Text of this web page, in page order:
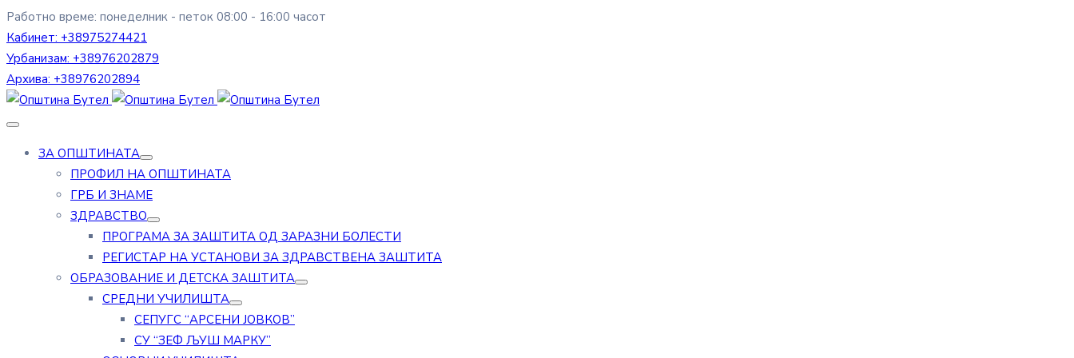
Работно време: понеделник - петок 08:00 - 16:00 часот
Кабинет: +38975274421
Урбанизам: +38976202879
Архива: +38976202894
ЗА ОПШТИНАТА
ПРОФИЛ НА ОПШТИНАТА
ГРБ И ЗНАМЕ
ЗДРАВСТВО
ПРОГРАМА ЗА ЗАШТИТА ОД ЗАРАЗНИ БОЛЕСТИ
РЕГИСТАР НА УСТАНОВИ ЗА ЗДРАВСТВЕНА ЗАШТИТА
ОБРАЗОВАНИЕ И ДЕТСКА ЗАШТИТА
СРЕДНИ УЧИЛИШТА
СЕПУГС “АРСЕНИ ЈОВКОВ”
СУ “ЗЕФ ЉУШ МАРКУ”